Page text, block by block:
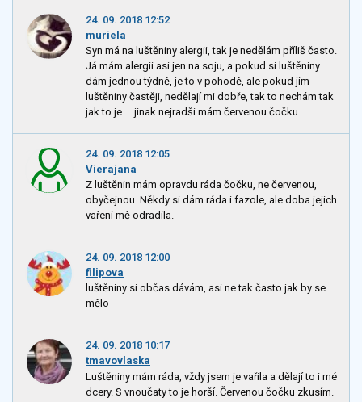
24. 09. 2018 12:52
muriela
Syn má na luštěniny alergii, tak je nedělám příliš často.
Já mám alergii asi jen na soju, a pokud si luštěniny
dám jednou týdně, je to v pohodě, ale pokud jím
luštěniny častěji, nedělají mi dobře, tak to nechám tak
jak to je ... jinak nejradši mám červenou čočku
24. 09. 2018 12:05
Vierajana
Z luštěnin mám opravdu ráda čočku, ne červenou,
obyčejnou. Někdy si dám ráda i fazole, ale doba jejich
vaření mě odradila.
24. 09. 2018 12:00
filipova
luštěniny si občas dávám, asi ne tak často jak by se
mělo
24. 09. 2018 10:17
tmavovlaska
Luštěniny mám ráda, vždy jsem je vařila a dělají to i mé
dcery. S vnoučaty to je horší. Červenou čočku zkusím.